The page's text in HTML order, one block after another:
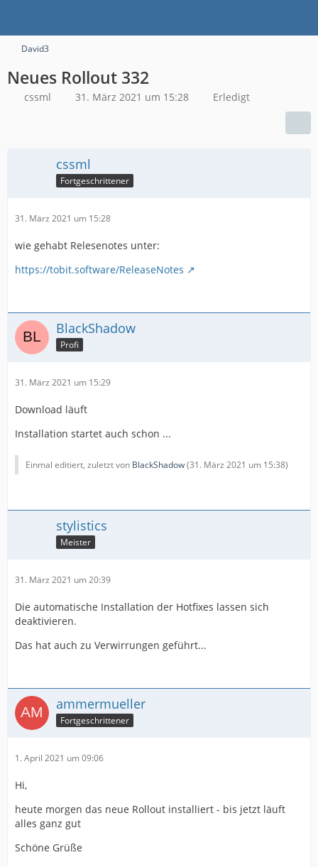
David3
Neues Rollout 332
cssml 31. März 2021 um 15:28 Erledigt
cssml
Fortgeschrittener
31. März 2021 um 15:28
wie gehabt Relesenotes unter:
https://tobit.software/ReleaseNotes
BlackShadow
Profi
31. März 2021 um 15:29
Download läuft
Installation startet auch schon ...
Einmal editiert, zuletzt von BlackShadow(31. März 2021 um 15:38)
stylistics
Meister
31. März 2021 um 20:39
Die automatische Installation der Hotfixes lassen sich
deaktivieren.
Das hat auch zu Verwirrungen geführt...
ammermueller
Fortgeschrittener
1. April 2021 um 09:06
Hi,
heute morgen das neue Rollout installiert - bis jetzt läuft
alles ganz gut
Schöne Grüße